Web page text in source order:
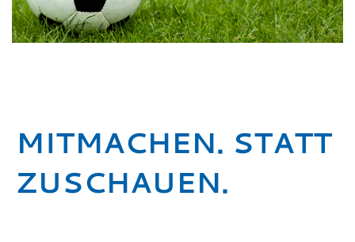
MITMACHEN. STATT
ZUSCHAUEN.